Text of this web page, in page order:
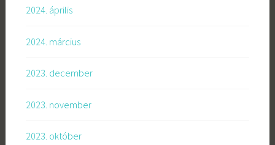
2024. április
2024. március
2023. december
2023. november
2023. október